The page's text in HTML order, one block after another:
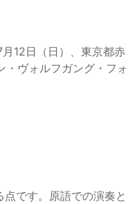
12日（日）、東京都赤
ヴォルフガング・フォ
です。原語での演奏と